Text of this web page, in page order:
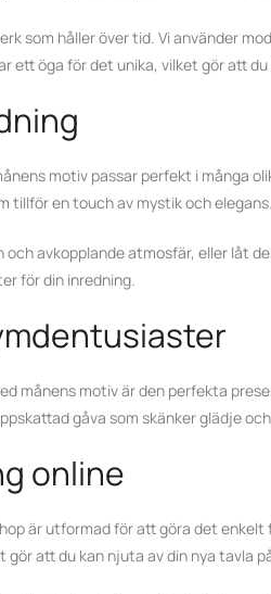
som håller över tid. Vi använder
ett öga för det unika, vilket gör att
motiv passar perfekt i många
tillför en touch av mystik och elegans.
avkopplande atmosfär, eller låt
för din inredning.
månens motiv är den perfekta
gåva som skänker glädje
online
är utformad för att göra det
att du kan njuta av din nya tavla